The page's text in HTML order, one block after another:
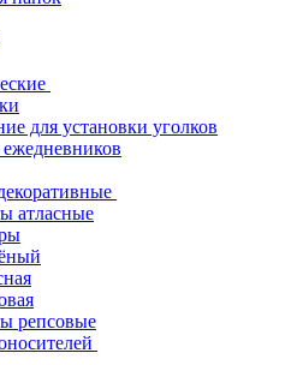
для установки уголков
атласные
репсовые